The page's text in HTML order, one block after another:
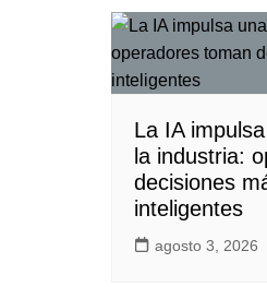
La IA
la industria:
decisiones
inteligentes
agosto 3, 2026